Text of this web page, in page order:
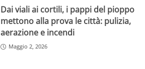
Dai viali ai cortili, i pappi del pioppo
mettono alla prova le città: pulizia,
aerazione e incendi
Maggio 2, 2026